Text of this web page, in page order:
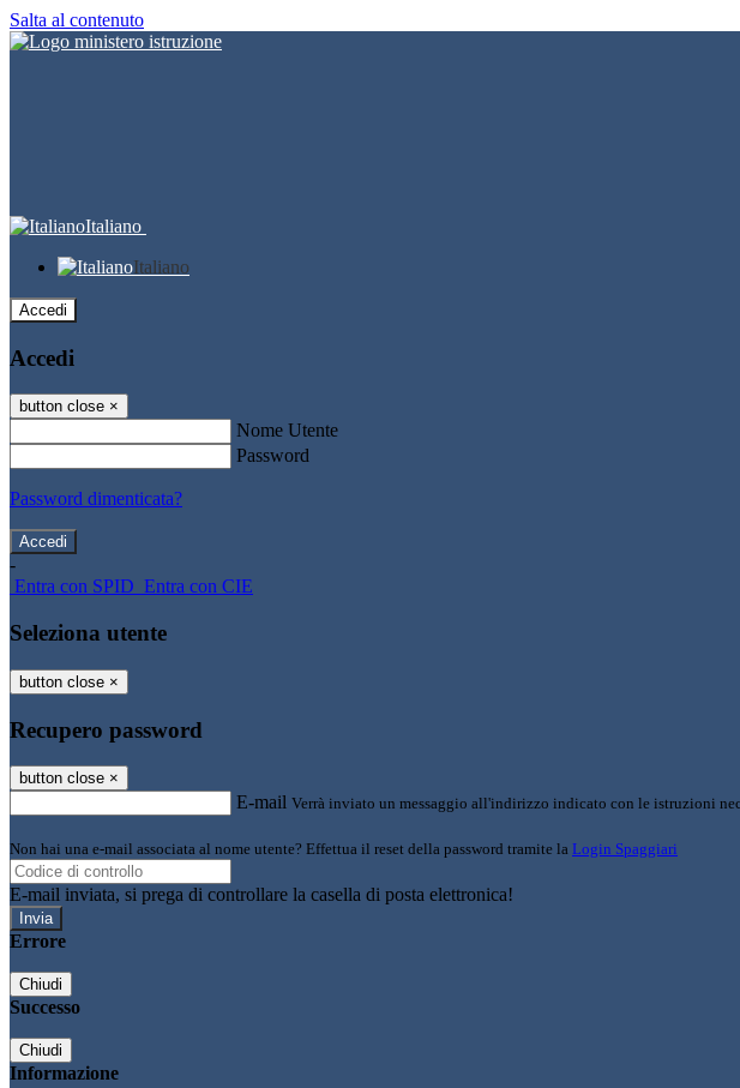
Salta al contenuto
Italiano
Italiano
Accedi
Accedi
button close ×
Nome Utente
Password
Password dimenticata?
-
Entra con SPID Entra con CIE
Seleziona utente
button close ×
Recupero password
button close ×
E-mail Verrà inviato un messaggio all'indirizzo indicato con le istruzioni
Non hai una e-mail associata al nome utente? Effettua il reset della password tramite la Login Spaggiari
E-mail inviata, si prega di controllare la casella di posta elettronica!
Errore
Chiudi
Successo
Chiudi
Informazione